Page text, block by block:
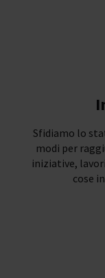
Sfidiamo lo
modi per
iniziative,
cose